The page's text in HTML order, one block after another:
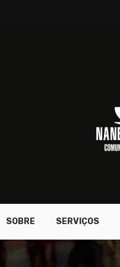
SOBRE SERVIÇOS